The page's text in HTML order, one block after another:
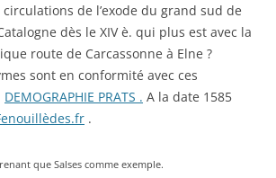
de l’exode du grand sud de
dès le XIV è. qui plus est avec la
route de Carcassonne à Elne ?
sont en conformité avec ces
DEMOGRAPHIE PRATS . A la date 1585
.
que Salses comme exemple.